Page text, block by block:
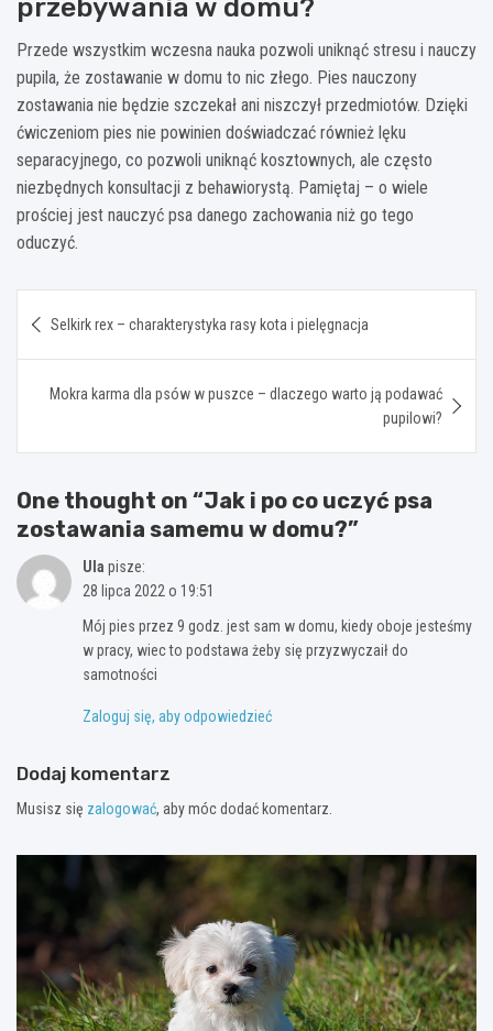
przebywania w domu?
Przede wszystkim wczesna nauka pozwoli uniknąć stresu i nauczy
pupila, że zostawanie w domu to nic złego. Pies nauczony
zostawania nie będzie szczekał ani niszczył przedmiotów. Dzięki
ćwiczeniom pies nie powinien doświadczać również lęku
separacyjnego, co pozwoli uniknąć kosztownych, ale często
niezbędnych konsultacji z behawiorystą. Pamiętaj – o wiele
prościej jest nauczyć psa danego zachowania niż go tego
oduczyć.
wpisu
Selkirk rex – charakterystyka rasy kota i pielęgnacja
Mokra karma dla psów w puszce – dlaczego warto ją podawać
pupilowi?
One thought on “Jak i po co uczyć psa
zostawania samemu w domu?”
Ula pisze:
28 lipca 2022 o 19:51
Mój pies przez 9 godz. jest sam w domu, kiedy oboje jesteśmy
w pracy, wiec to podstawa żeby się przyzwyczaił do
samotności
Zaloguj się, aby odpowiedzieć
Dodaj komentarz
Musisz się zalogować, aby móc dodać komentarz.